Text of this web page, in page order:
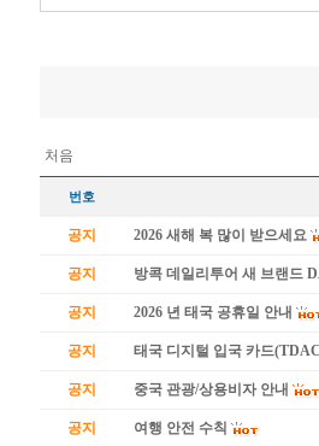
처음
번호
공지 2026 새해 복 많이 받으세요
공지 방콕 데일리투어 새 브랜드
공지 2026 년 태국 공휴일 안내
공지 태국 디지털 입국 카드
공지 중국 관광/상용비자 안내
공지 여행 안전 수칙